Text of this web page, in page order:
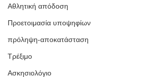
Αθλητική απόδοση
Προετοιμασία υποψηφίων
πρόληψη-αποκατάσταση
Τρέξιμο
Ασκησιολόγιο